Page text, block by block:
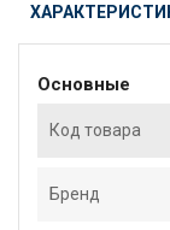
Основные
Код товара
Бренд